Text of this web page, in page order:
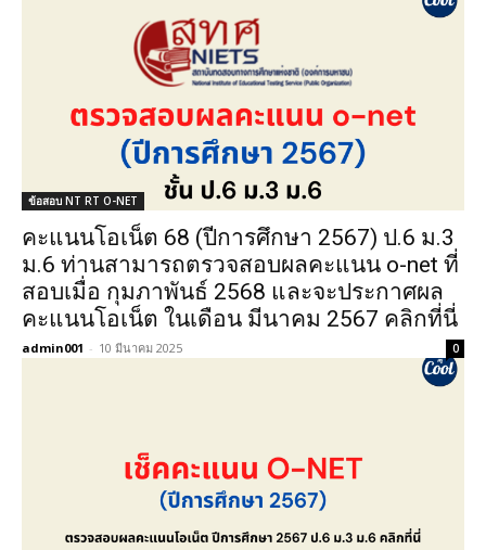
ข้อสอบ NT RT O-NET
คะแนนโอเน็ต 68 (ปีการศึกษา 2567) ป.6 ม.3
ม.6 ท่านสามารถตรวจสอบผลคะแนน o-net ที่
สอบเมื่อ กุมภาพันธ์ 2568 และจะประกาศผล
คะแนนโอเน็ต ในเดือน มีนาคม 2567 คลิกที่นี่
admin001 - 10 มีนาคม 2025 0